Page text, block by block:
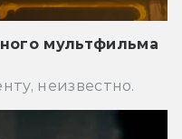
мультфильма
неизвестно.